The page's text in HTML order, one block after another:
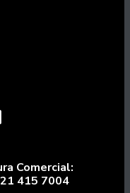
Comercial:
415 7004